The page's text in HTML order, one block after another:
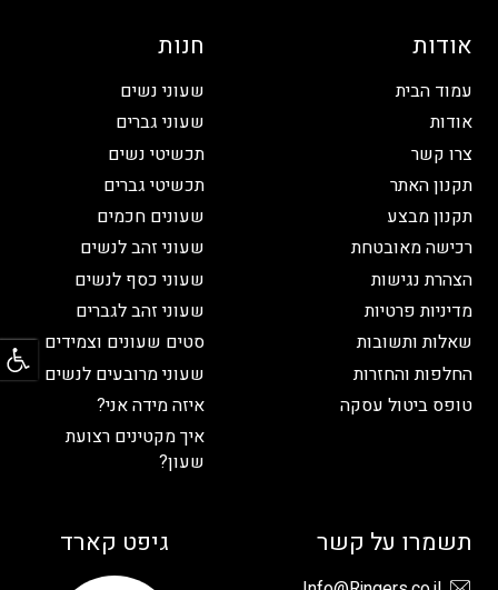
אודות
עמוד הבית
אודות
צרו קשר
תקנון האתר
תקנון מבצע
רכישה מאובטחת
הצהרת נגישות
מדיניות פרטיות
שאלות ותשובות
החלפות והחזרות
טופס ביטול עסקה
חנות
שעוני נשים
שעוני גברים
תכשיטי נשים
תכשיטי גברים
שעונים חכמים
שעוני זהב לנשים
שעוני כסף לנשים
שעוני זהב לגברים
סטים שעונים וצמידים
שעוני מרובעים לנשים
איזה מידה אני?
איך מקטינים רצועת
שעון?
תשמרו על קשר גיפט קארד